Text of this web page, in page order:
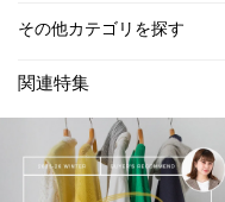
その他カテゴリを探す
関連特集